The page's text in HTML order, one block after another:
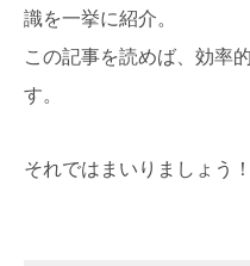
識を一挙に紹介。
この記事を読めば、効率
す。
それではまいりましょう！